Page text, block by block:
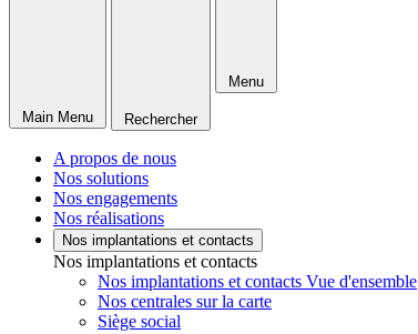
Main Menu Rechercher
Menu
A propos de nous
Nos solutions
Nos engagements
Nos réalisations
Nos implantations et contacts
Nos implantations et contacts
Nos implantations et contacts Vue d'ensemble
Nos centrales sur la carte
Siège social